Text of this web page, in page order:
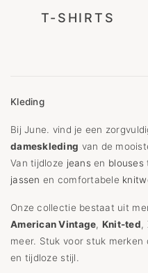
T-SHIRTS
Kleding
Bij June. vind je een
dameskleding van de
Van tijdloze jeans en blouses
jassen en comfortabele
Onze collectie bestaat uit
American Vintage, Knit-ted,
meer. Stuk voor stuk
en tijdloze stijl.